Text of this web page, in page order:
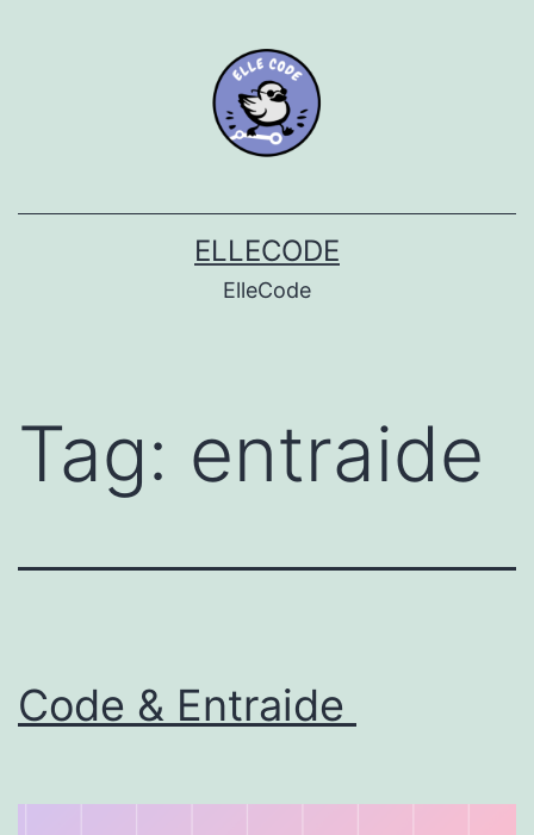
ELLECODE
ElleCode
Tag: entraide
Code & Entraide